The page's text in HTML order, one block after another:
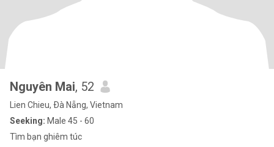
Nguyên Mai, 52
Lien Chieu, Ðà Nẵng, Vietnam
Seeking: Male 45 - 60
Tìm bạn ghiêm túc